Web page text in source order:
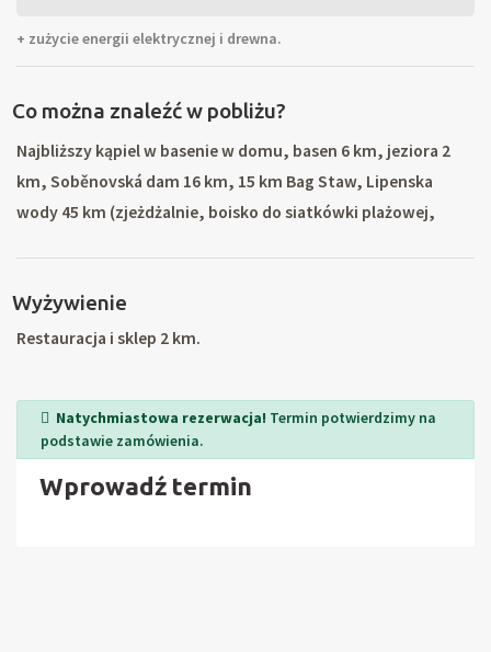
+ zużycie energii elektrycznej i drewna.
Co można znaleźć w pobliżu?
Najbliższy kąpiel w basenie w domu, basen 6 km, jeziora 2
km, Soběnovská dam 16 km, 15 km Bag Staw, Lipenska
wody 45 km (zjeżdżalnie, boisko do siatkówki plażowej,
streetball). Turystyka piesza i rowerowa w południowych
Czechach. Wycieczki do okolicy: Klasztor Zlata Koruna,
społecznych, zamek, odnawialne teatr, odwiedź PLA
Novohradské Góry - Žofínský Las, Dolina Terčino Kraví
widokowa na twierdzy górskiej Žumberk, Nowa Zamki
wokół źródeł z gojeniem wody źródlanej Pohorského
Wyżywienie
Restauracja i sklep 2 km.
Natychmiastowa rezerwacja! Termin potwierdzimy na
podstawie zamówienia.
Wprowadź termin